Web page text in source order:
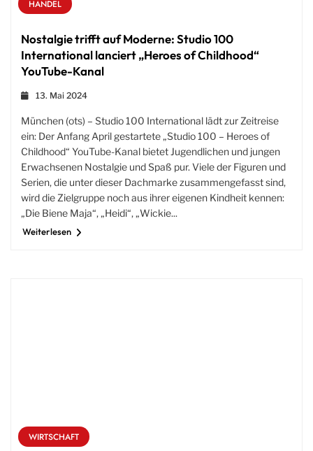
HANDEL
Nostalgie trifft auf Moderne: Studio 100
International lanciert „Heroes of Childhood“
YouTube-Kanal
13. Mai 2024
München (ots) – Studio 100 International lädt zur Zeitreise
ein: Der Anfang April gestartete „Studio 100 – Heroes of
Childhood“ YouTube-Kanal bietet Jugendlichen und jungen
Erwachsenen Nostalgie und Spaß pur. Viele der Figuren und
Serien, die unter dieser Dachmarke zusammengefasst sind,
wird die Zielgruppe noch aus ihrer eigenen Kindheit kennen:
„Die Biene Maja“, „Heidi“, „Wickie...
Weiterlesen
WIRTSCHAFT